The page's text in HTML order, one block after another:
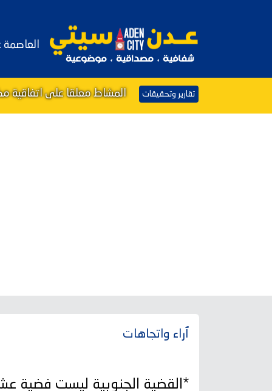
تقارير وتحقيقات المشاط معلقا على اتفاقية
ٱراء واتجاهات
*القضية الجنوبية ليست فضية